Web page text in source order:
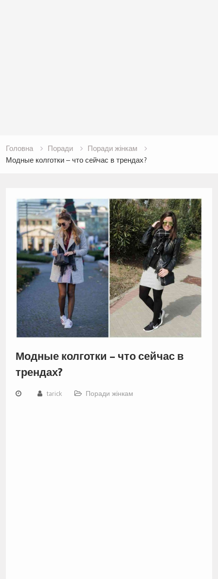
Головна Поради
Поради жінкам
Модные колготки – что сейчас в трендах?
Модные колготки – что сейчас в
трендах?
tarick Поради жінкам